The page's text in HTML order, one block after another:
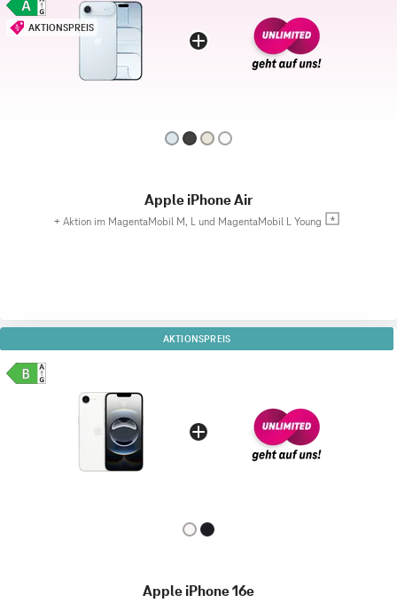
AKTIONSPREIS
Apple iPhone Air
+ Aktion im MagentaMobil M, L und MagentaMobil L Young
AKTIONSPREIS
Apple iPhone 16e